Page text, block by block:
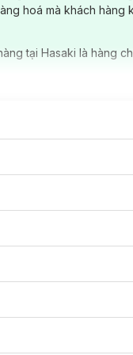
từ lô hội giúp cấp
bơ hạt mỡ chứa hàm
thiện tình trạng da
ứng và 100% không
là nhãn hiệu mỹ
công nghệ mới nhất.
hoá mà khách hàng
tại Hasaki là hàng